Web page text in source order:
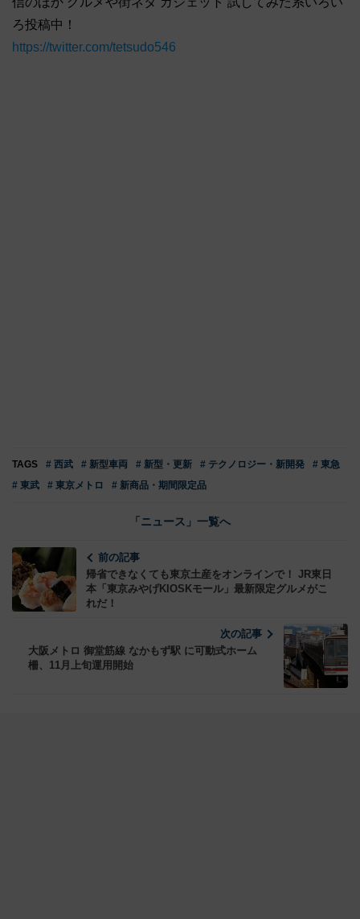
ろ投稿中！
https://twitter.com/tetsudo546
TAGS # 西武 # 新型車両 # 新型・更新 # テクノロジー・新開発
# 東急
# 東武
# 東京メトロ # 新商品・期間限定品
「ニュース」一覧へ
前の記事
帰省できなくても東京土産をオンラインで！ JR東日
本「東京みやげKIOSKモール」最新限定グルメがこ
れだ！
次の記事
大阪メトロ 御堂筋線 なかもず駅 に可動式ホーム
柵、11月上旬運用開始